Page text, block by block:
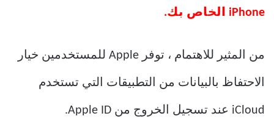
iPhone الخاص بك.
من المثير للاهتمام ، توفر Apple للمستخدمين خيار
الاحتفاظ بالبيانات من التطبيقات التي تستخدم
iCloud عند تسجيل الخروج من Apple ID.